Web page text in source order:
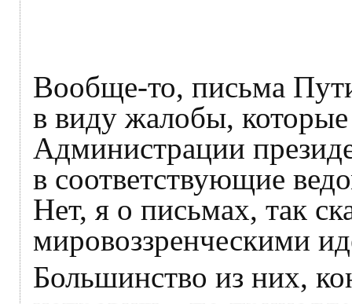
Вообще-то, письма
в виду жалобы,
Администрации
в соответствующие
Нет, я о письмах, так
мировоззренческими
Большинство из них,